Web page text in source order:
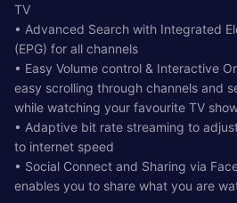
TV
• Advanced Search with Integrated
(EPG) for all channels
• Easy Volume control & Interactive
easy scrolling through channels and
while watching your favourite TV
• Adaptive bit rate streaming to
to internet speed
• Social Connect and Sharing via
enables you to share what you are